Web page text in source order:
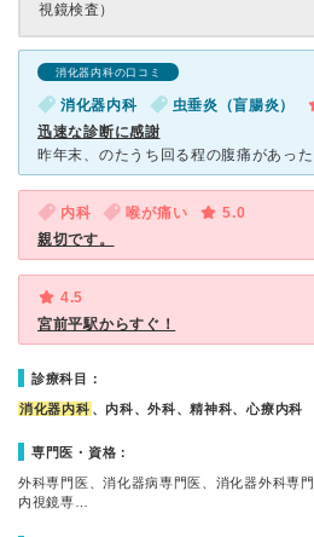
視鏡検査）
消化器内科の口コミ
消化器内科 虫垂炎（盲腸炎）
迅速な診断に感謝
内科 喉が痛い
5.0
親切です。
4.5
宮前平駅からすぐ！
診療科目：
消化器内科 、内科、外科、精神科、心療内科
専門医・資格：
外科専門医、消化器病専門医、消化器外科専
内視鏡専…